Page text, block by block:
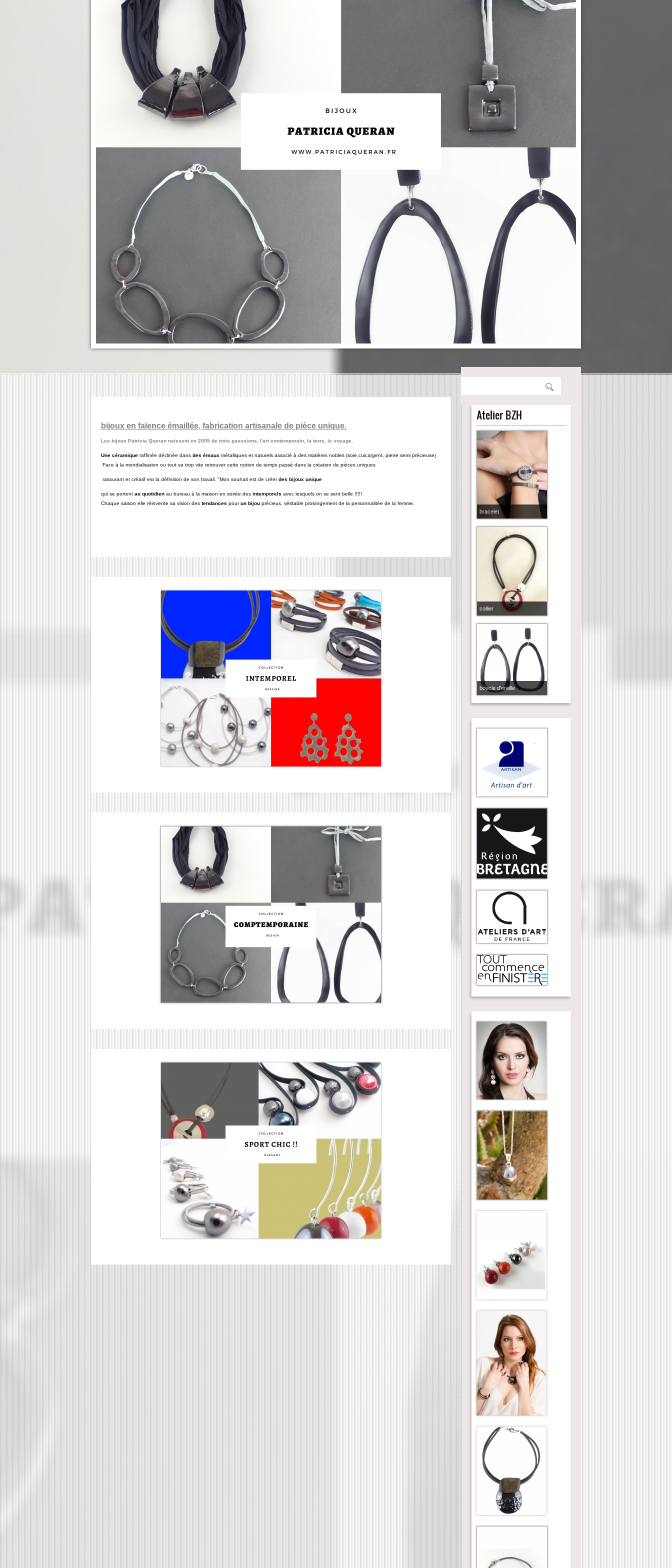
bijoux en faïence émaillée, fabrication artisanale de pièce unique.
Les bijoux Patricia Queran naissent en 2005 de trois passsions, l'art contemporain, la terre, le voyage.
Une céramique raffinée déclinée dans des émaux métalliques et naturels associé à des matières nobles (soie,cuir,argent, pierre semi précieuse)
Face à la mondialisation ou tout va trop vite retrouver cette notion de temps passé dans la création de pièces uniques
rassurant et créatif est la définition de son travail. "Mon souhait est de créerdes bijoux unique
qui se portent au quotidien au bureau à la maison en soirée des intemporels avec lesquels on se sent belle !!!!!
Chaque saison elle réinvente sa vision des tendances pourun bijou précieux, véritable prolongement de la personnalitée de la femme.
Atelier BZH
bracelet
collier
boucle d'oreille